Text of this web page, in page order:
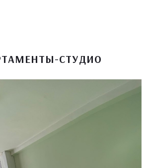
СТУДИО